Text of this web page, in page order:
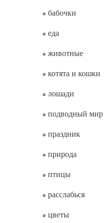
бабочки
еда
животные
котята и кошки
лошади
подводный мир
праздник
природа
птицы
расслабься
цветы